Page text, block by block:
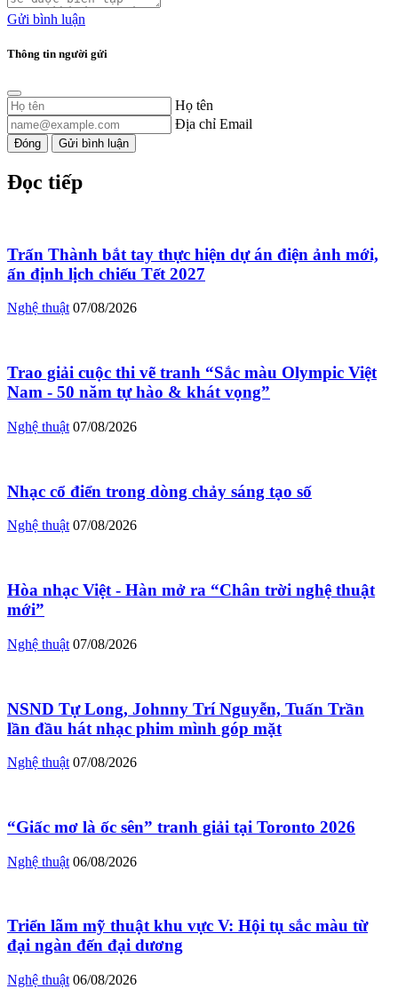
Gửi bình luận
Thông tin người gửi
Họ tên
Địa chỉ Email
Đóng Gửi bình luận
Đọc tiếp
Trấn Thành bắt tay thực hiện dự án điện ảnh mới,
ấn định lịch chiếu Tết 2027
Nghệ thuật 07/08/2026
Trao giải cuộc thi vẽ tranh “Sắc màu Olympic Việt
Nam - 50 năm tự hào & khát vọng”
Nghệ thuật 07/08/2026
Nhạc cổ điển trong dòng chảy sáng tạo số
Nghệ thuật 07/08/2026
Hòa nhạc Việt - Hàn mở ra “Chân trời nghệ thuật
mới”
Nghệ thuật 07/08/2026
NSND Tự Long, Johnny Trí Nguyễn, Tuấn Trần
lần đầu hát nhạc phim mình góp mặt
Nghệ thuật 07/08/2026
“Giấc mơ là ốc sên” tranh giải tại Toronto 2026
Nghệ thuật 06/08/2026
Triển lãm mỹ thuật khu vực V: Hội tụ sắc màu từ
đại ngàn đến đại dương
Nghệ thuật 06/08/2026